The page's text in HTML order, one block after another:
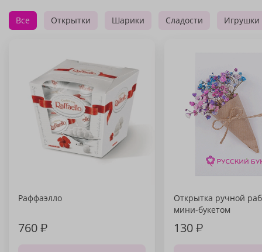
Все Открытки Шарики Сладости Игрушки
Раффаэлло
760₽
Открытка ручной
мини-букетом
130₽